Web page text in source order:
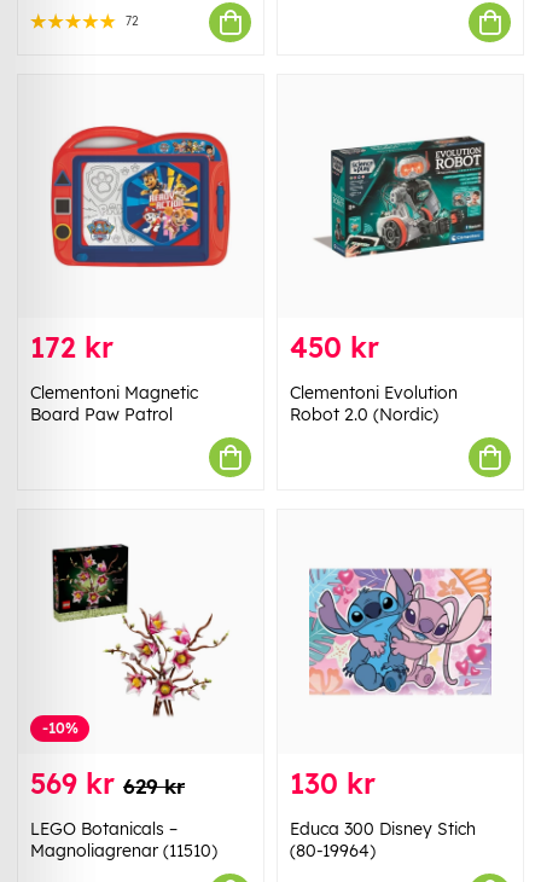
72
172 kr
Clementoni Magnetic
Board Paw Patrol
450 kr
Clementoni Evolution
Robot 2.0 (Nordic)
-10%
569 kr 629 kr
LEGO Botanicals –
Magnoliagrenar (11510)
130 kr
Educa 300 Disney Stich
(80-19964)